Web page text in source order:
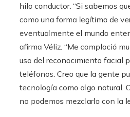
hilo conductor. “Si sabemos
como una forma legítima de
eventualmente el mundo
afirma Véliz. “Me complació
uso del reconocimiento facial
teléfonos. Creo que la gente
tecnología como algo natural.
no podemos mezclarlo con la